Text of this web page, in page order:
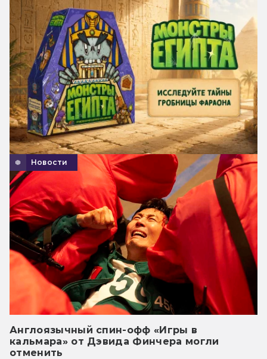
Новости
Англоязычный спин-офф «Игры в
кальмара» от Дэвида Финчера могли
отменить